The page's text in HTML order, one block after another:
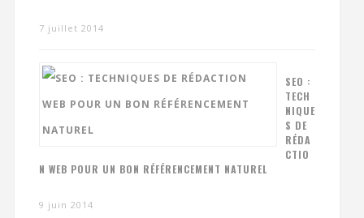
7 juillet 2014
SEO :
TECH
NIQUE
S DE
RÉDA
CTIO
N WEB POUR UN BON RÉFÉRENCEMENT NATUREL
9 juin 2014